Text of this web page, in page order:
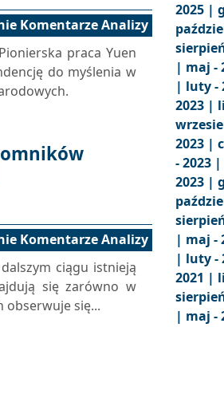
Komentarze Analizy
praca Yuen
do myślenia w
Komentarze Analizy
ciągu istnieją
się zarówno w
obserwuje się...
2025 |
| maj -
| luty -
2023 |
2023 |
- 2023 |
2023 |
| maj -
| luty -
2021 |
| maj -